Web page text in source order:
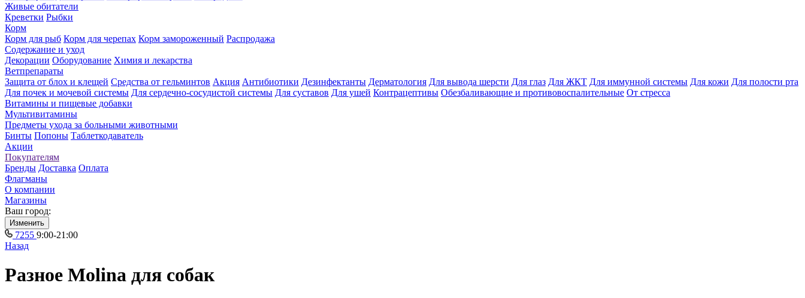
Живые обитатели
Креветки Рыбки
Корм
Корм для рыб Корм для черепах Корм замороженный Распродажа
Содержание и уход
Декорации Оборудование Химия и лекарства
Ветпрепараты
Защита от блох и клещей Средства от гельминтов Акция Антибиотики Дезинфектанты Дерматология Для вывода шерсти Для глаз Для ЖКТ Для иммунной системы Для кожи Для полости рта
Для почек и мочевой системы Для сердечно-сосудистой системы Для суставов Для ушей Контрацептивы Обезбаливающие и противовоспалительные От стресса
Витамины и пищевые добавки
Мультивитамины
Предметы ухода за больными животными
Бинты Попоны Таблеткодаватель
Акции
Покупателям
Бренды Доставка Оплата
Флагманы
О компании
Магазины
Ваш город:
Изменить
7255 9:00-21:00
Назад
Разное Molina для собак